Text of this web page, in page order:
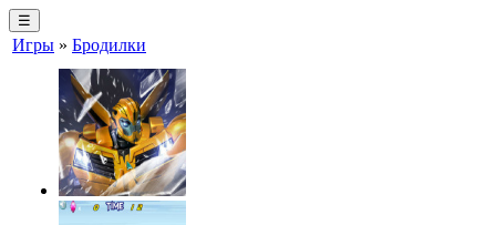
☰
Игры » Бродилки